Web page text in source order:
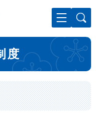
本文へ
度